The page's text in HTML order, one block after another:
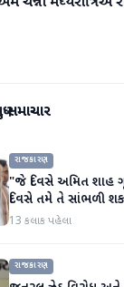
સમાચાર
રાજકારણ
"જે દિવસે અમિત
દિવસે તમે તે સાંભળી
વિપક્ષી પાર્ટીઓ પર પ્રહાર
13 કલાક પહેલા
રાજકારણ